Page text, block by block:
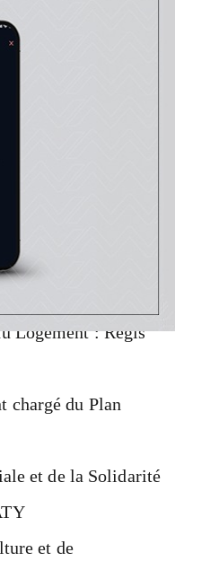
les prochains
Logement : Régis
chargé du Plan
et de la Solidarité
et de